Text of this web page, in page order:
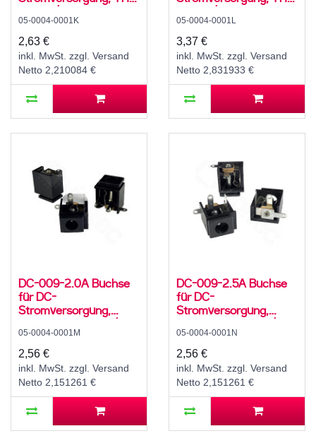
für 3,5 / 1,75 mm
Hohlstecker, 30 V, 500
mA, 90°, -20..70 °C
05-0004-0001K
2,63 €
inkl. MwSt. zzgl. Versand
Netto 2,210084 €
für 3,5 / 1,35 mm
Hohlstecker, 30 V, 500
mA, 90°, -20..70 °C
05-0004-0001L
3,37 €
inkl. MwSt. zzgl. Versand
Netto 2,831933 €
DC-009-2.0A Buchse
für DC-
Stromversorgung,
Lötfahnen, für 5,5 / 2,1
mm Hohlstecker, 30 V,
500 mA, 90°, -20..70
°C
05-0004-0001M
2,56 €
inkl. MwSt. zzgl. Versand
Netto 2,151261 €
DC-009-2.5A Buchse
für DC-
Stromversorgung,
Lötfahnen, für 5,5 / 2,5
mm Hohlstecker, 30 V,
500 mA, 90°, -20..70
°C
05-0004-0001N
2,56 €
inkl. MwSt. zzgl. Versand
Netto 2,151261 €